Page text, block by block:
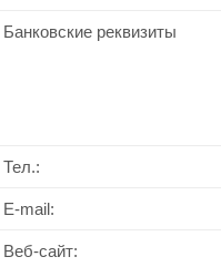
Банковские реквизиты
Тел.:
E-mail:
Веб-сайт: